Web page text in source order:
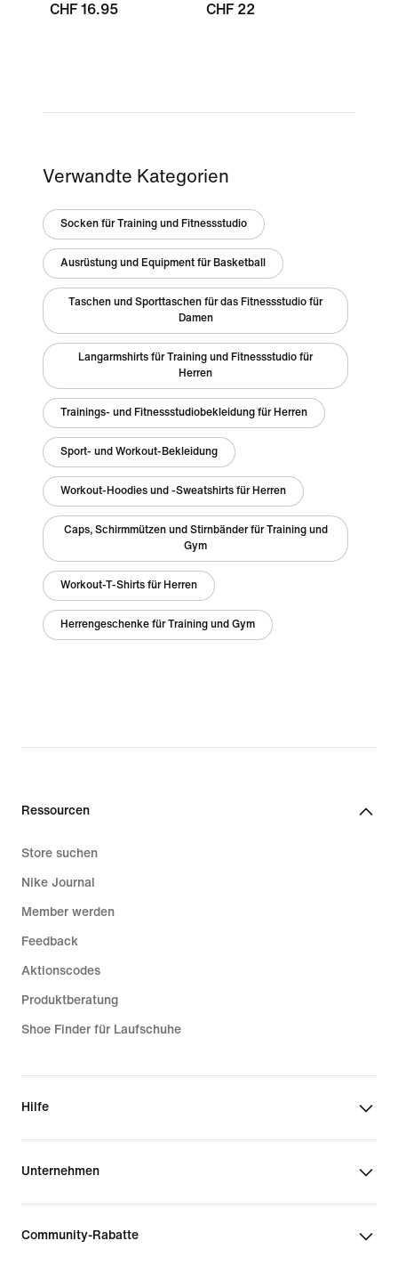
CHF 16.95
CHF 22
Verwandte Kategorien
Socken für Training und Fitnessstudio
Ausrüstung und Equipment für Basketball
Taschen und Sporttaschen für das Fitnessstudio für
Damen
Langarmshirts für Training und Fitnessstudio für
Herren
Trainings- und Fitnessstudiobekleidung für Herren
Sport- und Workout-Bekleidung
Workout-Hoodies und -Sweatshirts für Herren
Caps, Schirmmützen und Stirnbänder für Training und
Gym
Workout-T-Shirts für Herren
Herrengeschenke für Training und Gym
Ressourcen
Store suchen
Nike Journal
Member werden
Feedback
Aktionscodes
Produktberatung
Shoe Finder für Laufschuhe
Hilfe
Unternehmen
Community-Rabatte